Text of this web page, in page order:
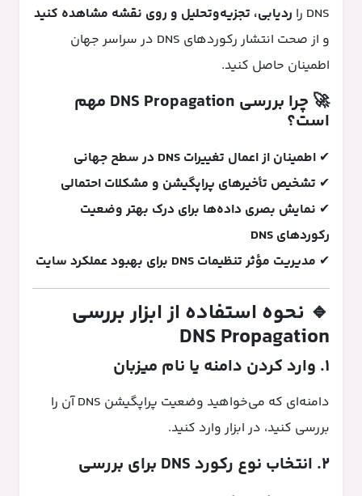
DNS را
ردیابی، تجزیه‌وتحلیل و روی نقشه مشاهده کنید
و از صحت انتشار رکوردهای DNS در سراسر جهان
اطمینان حاصل کنید.
🚀 چرا بررسی DNS Propagation مهم
است؟
✔ اطمینان از اعمال تغییرات DNS در سطح جهانی
✔ تشخیص تأخیرهای پراپگیشن و مشکلات احتمالی
✔ نمایش بصری داده‌ها برای درک بهتر وضعیت
رکوردهای DNS
✔ مدیریت مؤثر تنظیمات DNS برای بهبود عملکرد سایت
🔹 نحوه استفاده از ابزار بررسی
DNS Propagation
۱. وارد کردن دامنه یا نام میزبان
دامنه‌ای که می‌خواهید وضعیت پراپگیشن DNS آن را
بررسی کنید، در ابزار وارد کنید.
۲. انتخاب نوع رکورد DNS برای بررسی